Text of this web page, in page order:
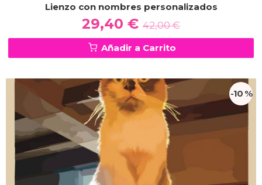
Lienzo con nombres personalizados
29,40 € 42,00 €
Añadir a Carrito
-10 %